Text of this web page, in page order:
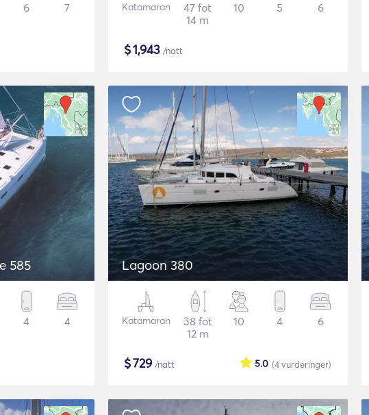
6 7 Katamaran
47 fot
14 m
10 5 6
$1,943 /natt
585
4 4
Lagoon 380
Katamaran
38 fot
12 m
10 4 6
$729/natt (4vurderinger)
5.0